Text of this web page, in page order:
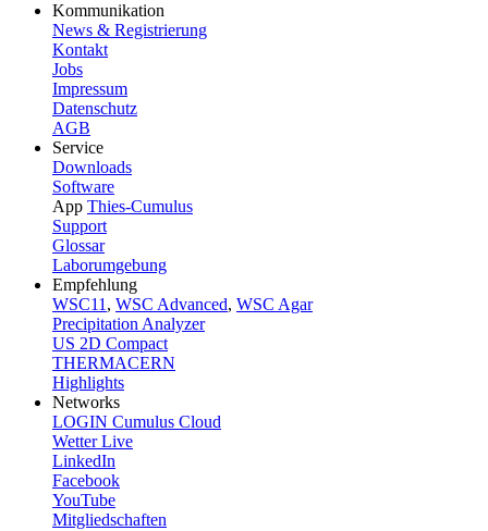
Kommunikation
News & Registrierung
Kontakt
Jobs
Impressum
Datenschutz
AGB
Service
Downloads
Software
App Thies-Cumulus
Support
Glossar
Laborumgebung
Empfehlung
WSC11 , WSC Advanced, WSC Agar
Precipitation Analyzer
US 2D Compact
THERMACERN
Highlights
Networks
LOGIN Cumulus Cloud
Wetter Live
LinkedIn
Facebook
YouTube
Mitgliedschaften